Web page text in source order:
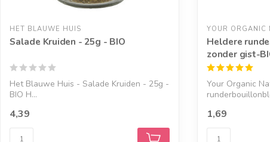
HET BLAUWE HUIS
Salade Kruiden - 25g - BIO
Het Blauwe Huis - Salade Kruiden - 25g -
BIO H...
4,39
YOUR ORGANIC
Heldere
zonder gist-
Your Organic
1,69